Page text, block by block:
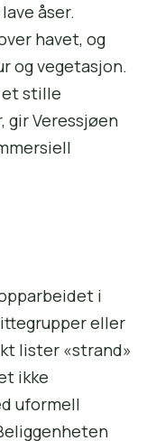
åser.
havet, og
og vegetasjon.
et stille
gir Veressjøen
i
eller
lister «strand»
ikke
uformell